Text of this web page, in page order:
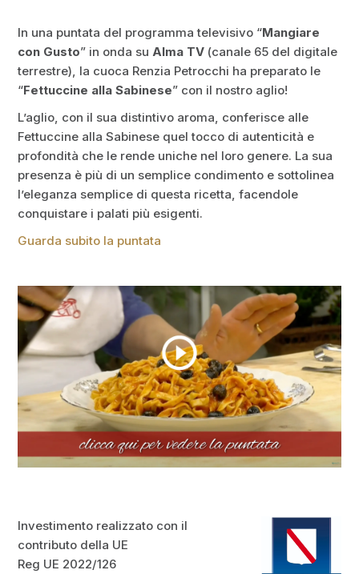
In una puntata del programma televisivo “Mangiare
con Gusto” in onda suAlma TV (canale 65 del digitale
terrestre), la cuoca Renzia Petrocchi ha preparato le
“Fettuccine alla Sabinese” con il nostro aglio!
L’aglio, con il sua distintivo aroma, conferisce alle
Fettuccine alla Sabinese quel tocco di autenticità e
profondità che le rende uniche nel loro genere. La sua
presenza è più di un semplice condimento e sottolinea
l’eleganza semplice di questa ricetta, facendole
conquistare i palati più esigenti.
Guarda subito la puntata
Investimento realizzato con il
contributo della UE
Reg UE 2022/126